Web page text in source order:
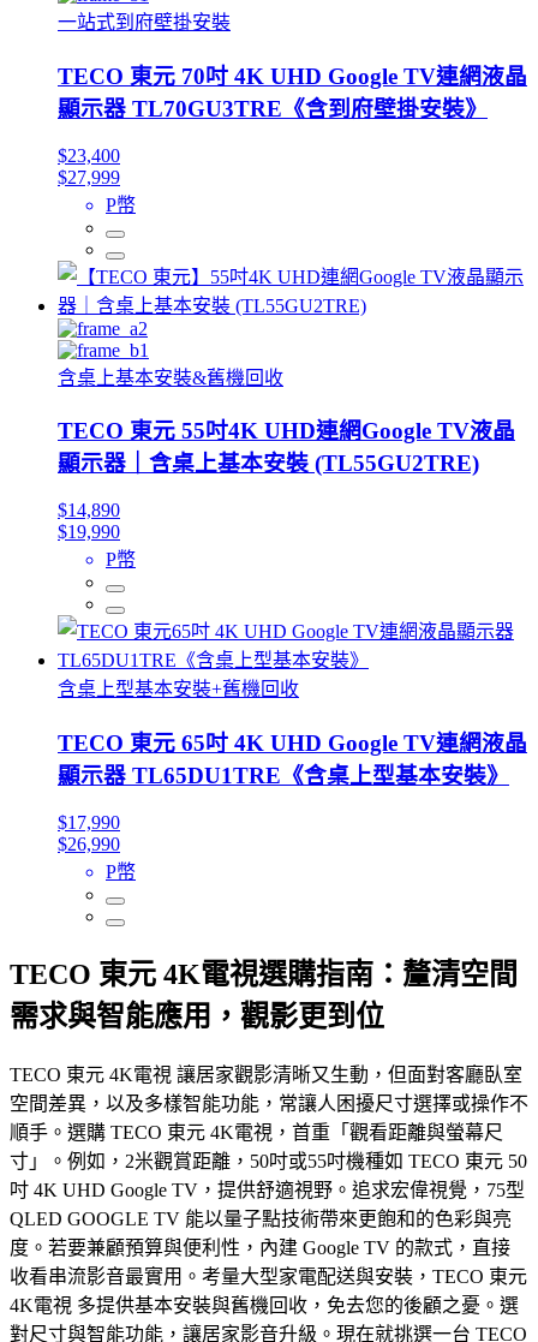
一站式到府壁掛安裝
TECO 東元 70吋 4K UHD Google TV連網液晶
顯示器 TL70GU3TRE《含到府壁掛安裝》
$23,400
$27,999
P幣
含桌上基本安裝&舊機回收
TECO 東元 55吋4K UHD連網Google TV液晶
顯示器｜含桌上基本安裝 (TL55GU2TRE)
$14,890
$19,990
P幣
含桌上型基本安裝+舊機回收
TECO 東元 65吋 4K UHD Google TV連網液晶
顯示器 TL65DU1TRE《含桌上型基本安裝》
$17,990
$26,990
P幣
TECO 東元 4K電視選購指南：釐清空間
需求與智能應用，觀影更到位
TECO 東元 4K電視 讓居家觀影清晰又生動，但面對客廳臥室
空間差異，以及多樣智能功能，常讓人困擾尺寸選擇或操作不
順手。選購 TECO 東元 4K電視，首重「觀看距離與螢幕尺
寸」。例如，2米觀賞距離，50吋或55吋機種如 TECO 東元 50
吋 4K UHD Google TV，提供舒適視野。追求宏偉視覺，75型
QLED GOOGLE TV 能以量子點技術帶來更飽和的色彩與亮
度。若要兼顧預算與便利性，內建 Google TV 的款式，直接
收看串流影音最實用。考量大型家電配送與安裝，TECO 東元
4K電視 多提供基本安裝與舊機回收，免去您的後顧之憂。選
對尺寸與智能功能，讓居家影音升級。現在就挑選一台 TECO